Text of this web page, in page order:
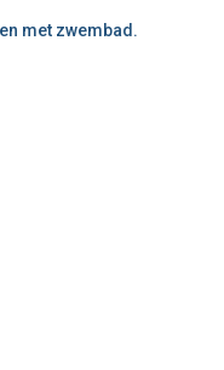
met zwembad.